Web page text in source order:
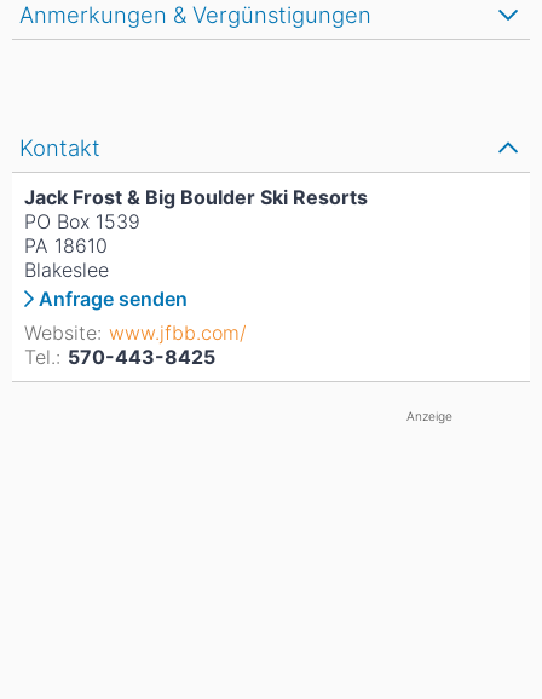
Anmerkungen & Vergünstigungen
Kontakt
Jack Frost & Big Boulder Ski Resorts
PO Box 1539
PA 18610
Blakeslee
Anfrage senden
Website: www.jfbb.com/
Tel.: 570-443-8425
Anzeige